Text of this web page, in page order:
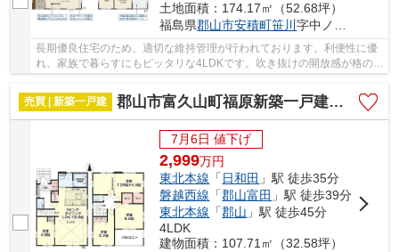
土地面積：174.17㎡（52.68坪）
福島県郡山市安積町笹川字中ノ渡戸
長期優良住宅のため、適切な維持管理が行われております。利便性に優
れ、家族で暮らすにもピッタリな4LDKです。吹き抜けの開放感が格の違
売買 | 新築一戸建
郡山市富久山町福原新築一戸建て4棟
7月6日 値下げ
2,999万円
東北本線 「 日和田 」駅 徒歩35分
磐越西線 「郡山富田 」駅 徒歩39分
東北本線 「郡山 」駅 徒歩45分
4LDK
建物面積：107.71㎡（32.58坪）